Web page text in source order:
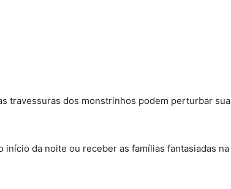
travessuras dos monstrinhos podem perturbar sua
da noite ou receber as famílias fantasiadas na